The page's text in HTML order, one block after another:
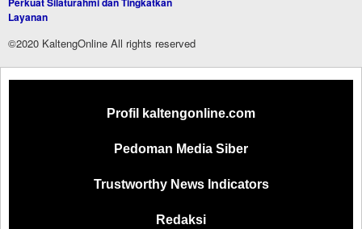
Layanan
©2020 KaltengOnline All rights reserved
Profil kaltengonline.com
Pedoman Media Siber
Trustworthy News Indicators
Redaksi